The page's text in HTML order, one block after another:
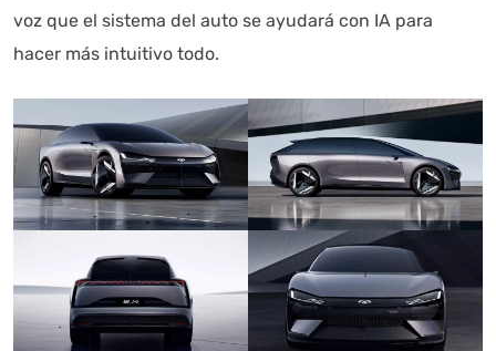
voz que el sistema del auto se ayudará con IA para
hacer más intuitivo todo.